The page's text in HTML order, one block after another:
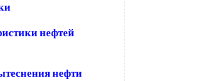
нефтей
нефти